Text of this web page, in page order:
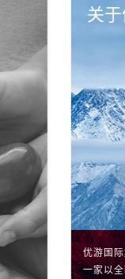
关
优游国
一家以